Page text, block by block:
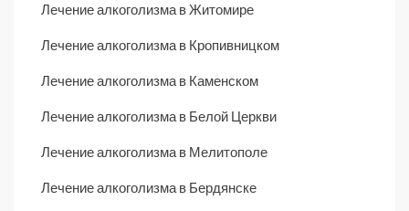
Лечение алкоголизма в Житомире
Лечение алкоголизма в Кропивницком
Лечение алкоголизма в Каменском
Лечение алкоголизма в Белой Церкви
Лечение алкоголизма в Мелитополе
Лечение алкоголизма в Бердянске